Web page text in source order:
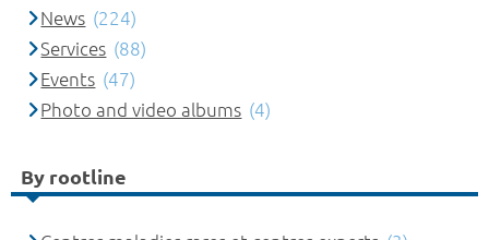
News (224)
Services (88)
Events (47)
Photo and video albums (4)
By rootline